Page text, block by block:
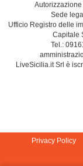
Sede
Ufficio Registro delle
Capitale
Tel.:
LiveSicilia.it Srl è
Privacy Policy